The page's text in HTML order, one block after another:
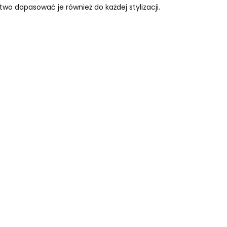
dopasować je również do każdej stylizacji.